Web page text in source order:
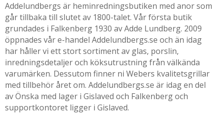
Addelundbergs är heminredningsbutiken med anor som
går tillbaka till slutet av 1800-talet. Vår första butik
grundades i Falkenberg 1930 av Adde Lundberg. 2009
öppnades vår e-handel Addelundbergs.se och än idag
har håller vi ett stort sortiment av glas, porslin,
inredningsdetaljer och köksutrustning från välkända
varumärken. Dessutom finner ni Webers kvalitetsgrillar
med tillbehör året om. Addelundbergs.se är idag en del
av Önska med lager i Gislaved och Falkenberg och
supportkontoret ligger i Gislaved.